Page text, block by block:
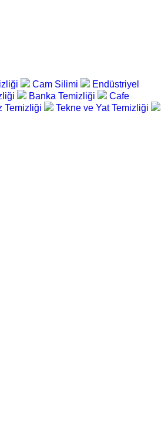
Cam Silimi
Endüstriyel
Banka Temizliği
Cafe
Temizliği
Tekne ve Yat Temizliği